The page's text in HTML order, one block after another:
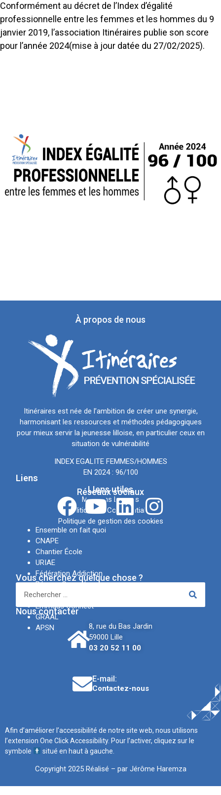
Conformément au décret de l’Index d’égalité
professionnelle entre les femmes et les hommes du 9
janvier 2019, l’association Itinéraires publie son score
pour l’année 2024(mise à jour datée du 27/02/2025).
À propos de nous
Itinéraires est née de l’ambition de créer une synergie,
harmonisant les ressources et méthodes pédagogiques
pour mieux servir la jeunesse lilloise, en particulier ceux en
situation de vulnérabilité
INDEX EGALITE FEMMES/HOMMES
EN 2024 : 96/100
LIens utiles
Mentions Légales
Politique de Confidentialité
Politique de gestion des cookies
Liens
Réseaux sociaux
Ensemble on fait quoi
CNAPE
Chantier École
URIAE
Fédération Addiction
Réseau Canopé
IREV
Emmaüs Connect
GRAAL
APSN
Vous cherchez quelque chose ?
Nous contacter
8, rue du Bas Jardin
59000 Lille
03 20 52 11 00
E-mail:
Contactez-nous
Afin d’améliorer l’accessibilité de notre site web, nous utilisons
l’extension One Click Accessibility. Pour l’activer, cliquez sur le
symbole
situé en haut à gauche.
Copyright 2025 Réalisé – par Jérôme Haremza